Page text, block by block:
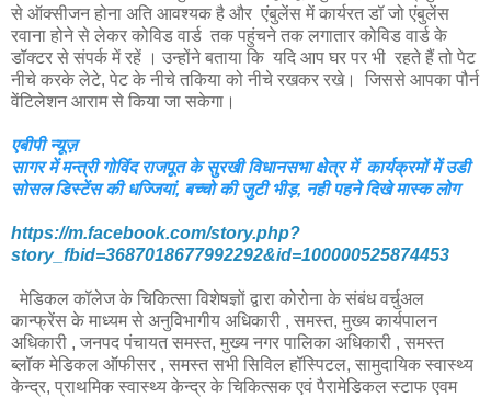
से ऑक्सीजन होना अति आवश्यक है और एंबुलेंस में कार्यरत डॉ जो एंबुलेंस
रवाना होने से लेकर कोविड वार्ड तक पहुंचने तक लगातार कोविड वार्ड के
डॉक्टर से संपर्क में रहें । उन्होंने बताया कि यदि आप घर पर भी रहते हैं तो पेट
नीचे करके लेटे, पेट के नीचे तकिया को नीचे रखकर रखे। जिससे आपका पौर्न
वेंटिलेशन आराम से किया जा सकेगा।
एबीपी न्यूज़
सागर में मन्त्री गोविंद राजपूत के सुरखी विधानसभा क्षेत्र में कार्यक्रमों में उडी
सोसल डिस्टेंस की धज्जियां, बच्चो की जुटी भीड़, नही पहने दिखे मास्क लोग
https://m.facebook.com/story.php?
story_fbid=3687018677992292&id=100000525874453
मेडिकल कॉलेज के चिकित्सा विशेषज्ञों द्वारा कोरोना के संबंध वर्चुअल
कान्फ्रेंस के माध्यम से अनुविभागीय अधिकारी , समस्त, मुख्य कार्यपालन
अधिकारी , जनपद पंचायत समस्त, मुख्य नगर पालिका अधिकारी , समस्त
ब्लॉक मेडिकल ऑफीसर , समस्त सभी सिविल हॉस्पिटल, सामुदायिक स्वास्थ्य
केन्द्र, प्राथमिक स्वास्थ्य केन्द्र के चिकित्सक एवं पैरामेडिकल स्टाफ एवम